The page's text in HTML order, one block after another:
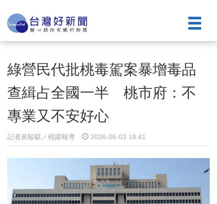
綠營民代批桃毒駕案暴增毒品
查緝占全國一半 桃市府：不
專業又不安好心
記者黃駿騏／桃園報導 2026-06-03 18:41